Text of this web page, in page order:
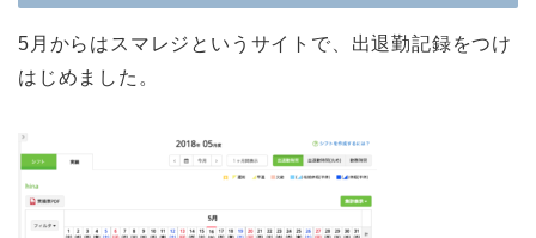
5月からはスマレジというサイトで、出退勤記録をつけ
はじめました。